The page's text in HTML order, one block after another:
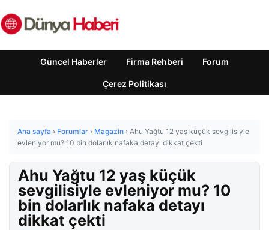
Güncel Haberler Firma Rehberi Forum
Çerez Politikası
Ana sayfa › Forumlar › Magazin › Ahu Yağtu 12 yaş küçük sevgilisiyle
evleniyor mu? 10 bin dolarlık nafaka detayı dikkat çekti
Ahu Yağtu 12 yaş küçük
sevgilisiyle evleniyor mu? 10
bin dolarlık nafaka detayı
dikkat çekti